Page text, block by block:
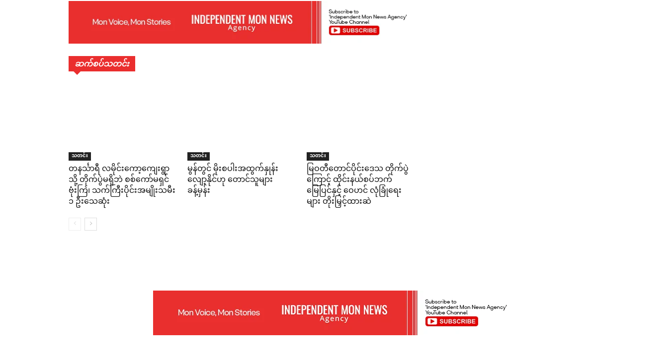
ဆက်စပ်သတင်း
သတင်း
တနင်္သာရီ လမိုင်းကော့ကျေးရွာ
သို့ တိုက်ပွဲမရှိဘဲ စစ်ကော်မရှင်
ဗုံးကြဲ၊ သက်ကြီးပိုင်းအမျိုးသမီး
၁ ဦးသေဆုံး
သတင်း
မွန်တွင် မိုးစပါးအထွက်နှုန်း
လျော့နိုင်ဟု တောင်သူများ
ခန့်မှန်း
သတင်း
မြဝတီတောင်ပိုင်းဒေသ တိုက်ပွဲ
ကြောင့် ထိုင်းနယ်စပ်ဘက်
မြေပြင်နှင့် ဝေဟင် လုံခြုံရေး
များ တိုးမြှင့်ထားဆဲ